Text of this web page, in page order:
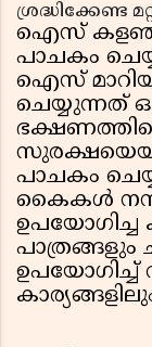
ശ്രദ്ധിക്കേണ്ട
ഐസ് കളഞ്ഞ
പാചകം
ഐസ് മാറിയ
ചെയ്യുന്നത്
പാചകം
കൈകൾ